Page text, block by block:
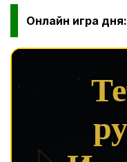
Онлайн игра дня: